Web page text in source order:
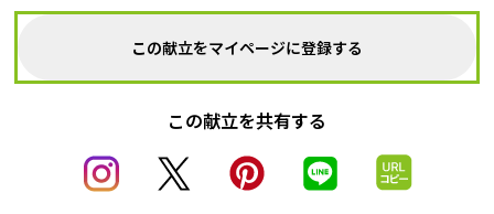
この献立をマイページに登録する
この献立を共有する